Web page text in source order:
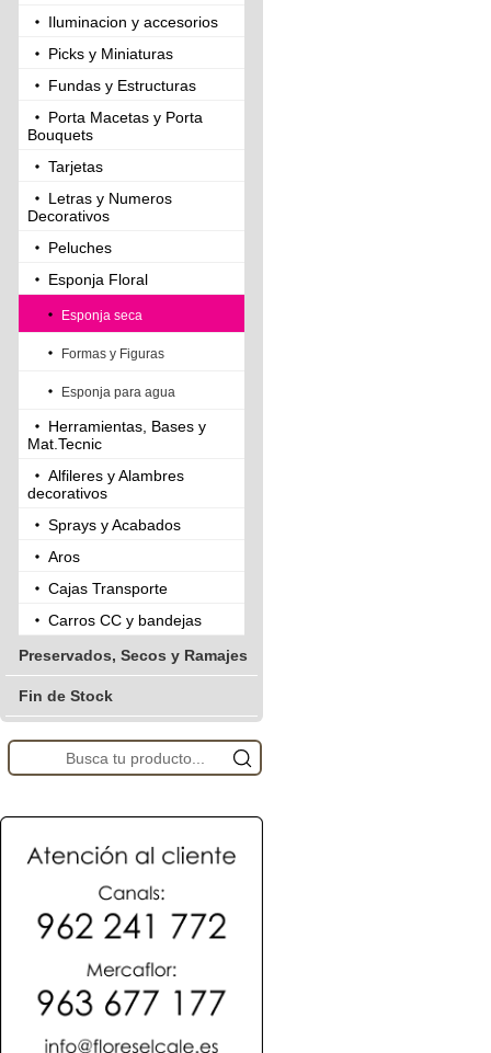
Iluminacion y accesorios
Picks y Miniaturas
Fundas y Estructuras
Porta Macetas y Porta
Bouquets
Tarjetas
Letras y Numeros
Decorativos
Peluches
Esponja Floral
Esponja seca
Formas y Figuras
Esponja para agua
Herramientas, Bases y
Mat.Tecnic
Alfileres y Alambres
decorativos
Sprays y Acabados
Aros
Cajas Transporte
Carros CC y bandejas
Preservados, Secos y Ramajes
Fin de Stock